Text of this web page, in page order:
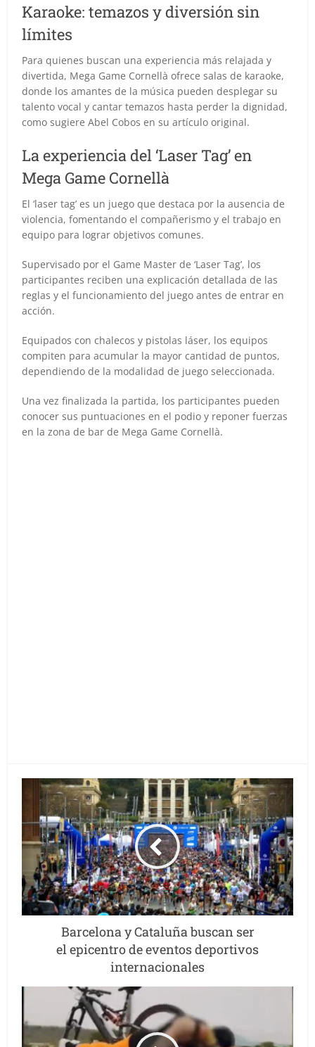
Karaoke: temazos y diversión sin
límites
Para quienes buscan una experiencia más relajada y
divertida, Mega Game Cornellà ofrece salas de karaoke,
donde los amantes de la música pueden desplegar su
talento vocal y cantar temazos hasta perder la dignidad,
como sugiere Abel Cobos en su artículo original.
La experiencia del ‘Laser Tag’ en
Mega Game Cornellà
El ‘laser tag’ es un juego que destaca por la ausencia de
violencia, fomentando el compañerismo y el trabajo en
equipo para lograr objetivos comunes.
Supervisado por el Game Master de ‘Laser Tag’, los
participantes reciben una explicación detallada de las
reglas y el funcionamiento del juego antes de entrar en
acción.
Equipados con chalecos y pistolas láser, los equipos
compiten para acumular la mayor cantidad de puntos,
dependiendo de la modalidad de juego seleccionada.
Una vez finalizada la partida, los participantes pueden
conocer sus puntuaciones en el podio y reponer fuerzas
en la zona de bar de Mega Game Cornellà.
Barcelona y Cataluña buscan ser
el epicentro de eventos deportivos
internacionales